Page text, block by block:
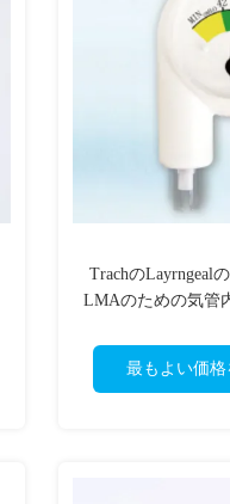
TrachのLayrngeal
LMAのための気管
最もよい価